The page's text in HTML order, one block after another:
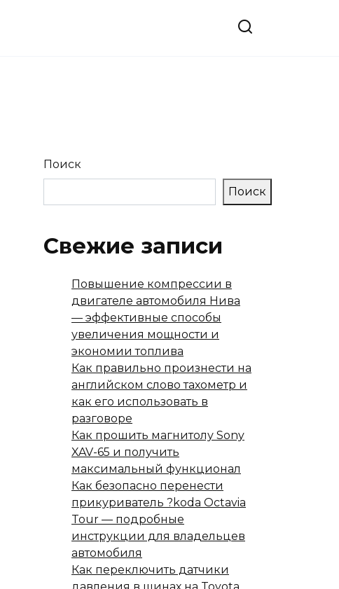
Поиск
Поиск
Свежие записи
Повышение компрессии в
двигателе автомобиля Нива
— эффективные способы
увеличения мощности и
экономии топлива
Как правильно произнести на
английском слово тахометр и
как его использовать в
разговоре
Как прошить магнитолу Sony
XAV-65 и получить
максимальный функционал
Как безопасно перенести
прикуриватель ?koda Octavia
Tour — подробные
инструкции для владельцев
автомобиля
Как переключить датчики